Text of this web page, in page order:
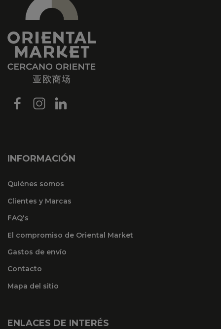
INFORMACIÓN
Quiénes somos
Clientes y Marcas
FAQ's
El compromiso de Oriental Market
Gastos de envío
Contacto
Mapa del sitio
ENLACES DE INTERÉS